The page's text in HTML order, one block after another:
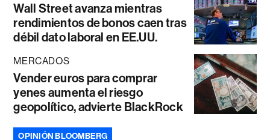
Wall Street avanza mientras
rendimientos de bonos caen tras
débil dato laboral en EE.UU.
MERCADOS
Vender euros para comprar
yenes aumenta el riesgo
geopolítico, advierte BlackRock
OPINIÓN BLOOMBERG